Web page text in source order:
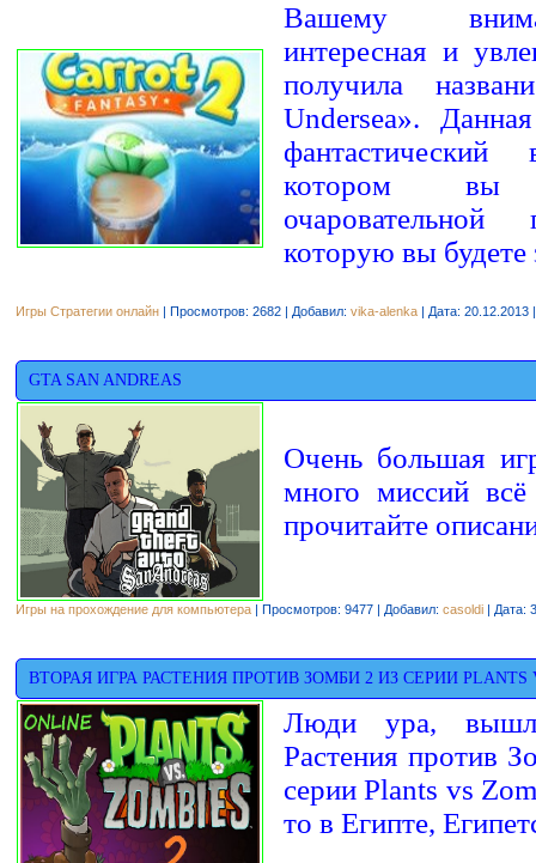
Вашему
интересная и
получила
Undersea».
котором вы
которую вы
Игры Стратегии онлайн | Просмотров: 2682 | Добавил: vika-alenka | Дата: 20.12.2013
GTA SAN ANDREAS
Очень большая
много миссий
прочитайте
Игры на прохождение для компьютера | Просмотров: 9477 | Добавил: casoldi | Дата:
ВТОРАЯ ИГРА РАСТЕНИЯ ПРОТИВ ЗОМБИ 2 ИЗ СЕРИИ PLANTS
Люди ура,
Растения против
серии Plants vs
то в Египте,